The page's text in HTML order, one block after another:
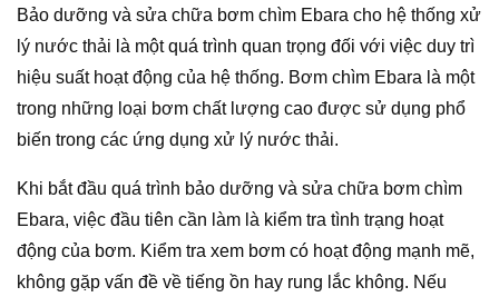
Bảo dưỡng và sửa chữa bơm chìm Ebara cho hệ thống xử
lý nước thải là một quá trình quan trọng đối với việc duy trì
hiệu suất hoạt động của hệ thống. Bơm chìm Ebara là một
trong những loại bơm chất lượng cao được sử dụng phổ
biến trong các ứng dụng xử lý nước thải.
Khi bắt đầu quá trình bảo dưỡng và sửa chữa bơm chìm
Ebara, việc đầu tiên cần làm là kiểm tra tình trạng hoạt
động của bơm. Kiểm tra xem bơm có hoạt động mạnh mẽ,
không gặp vấn đề về tiếng ồn hay rung lắc không. Nếu